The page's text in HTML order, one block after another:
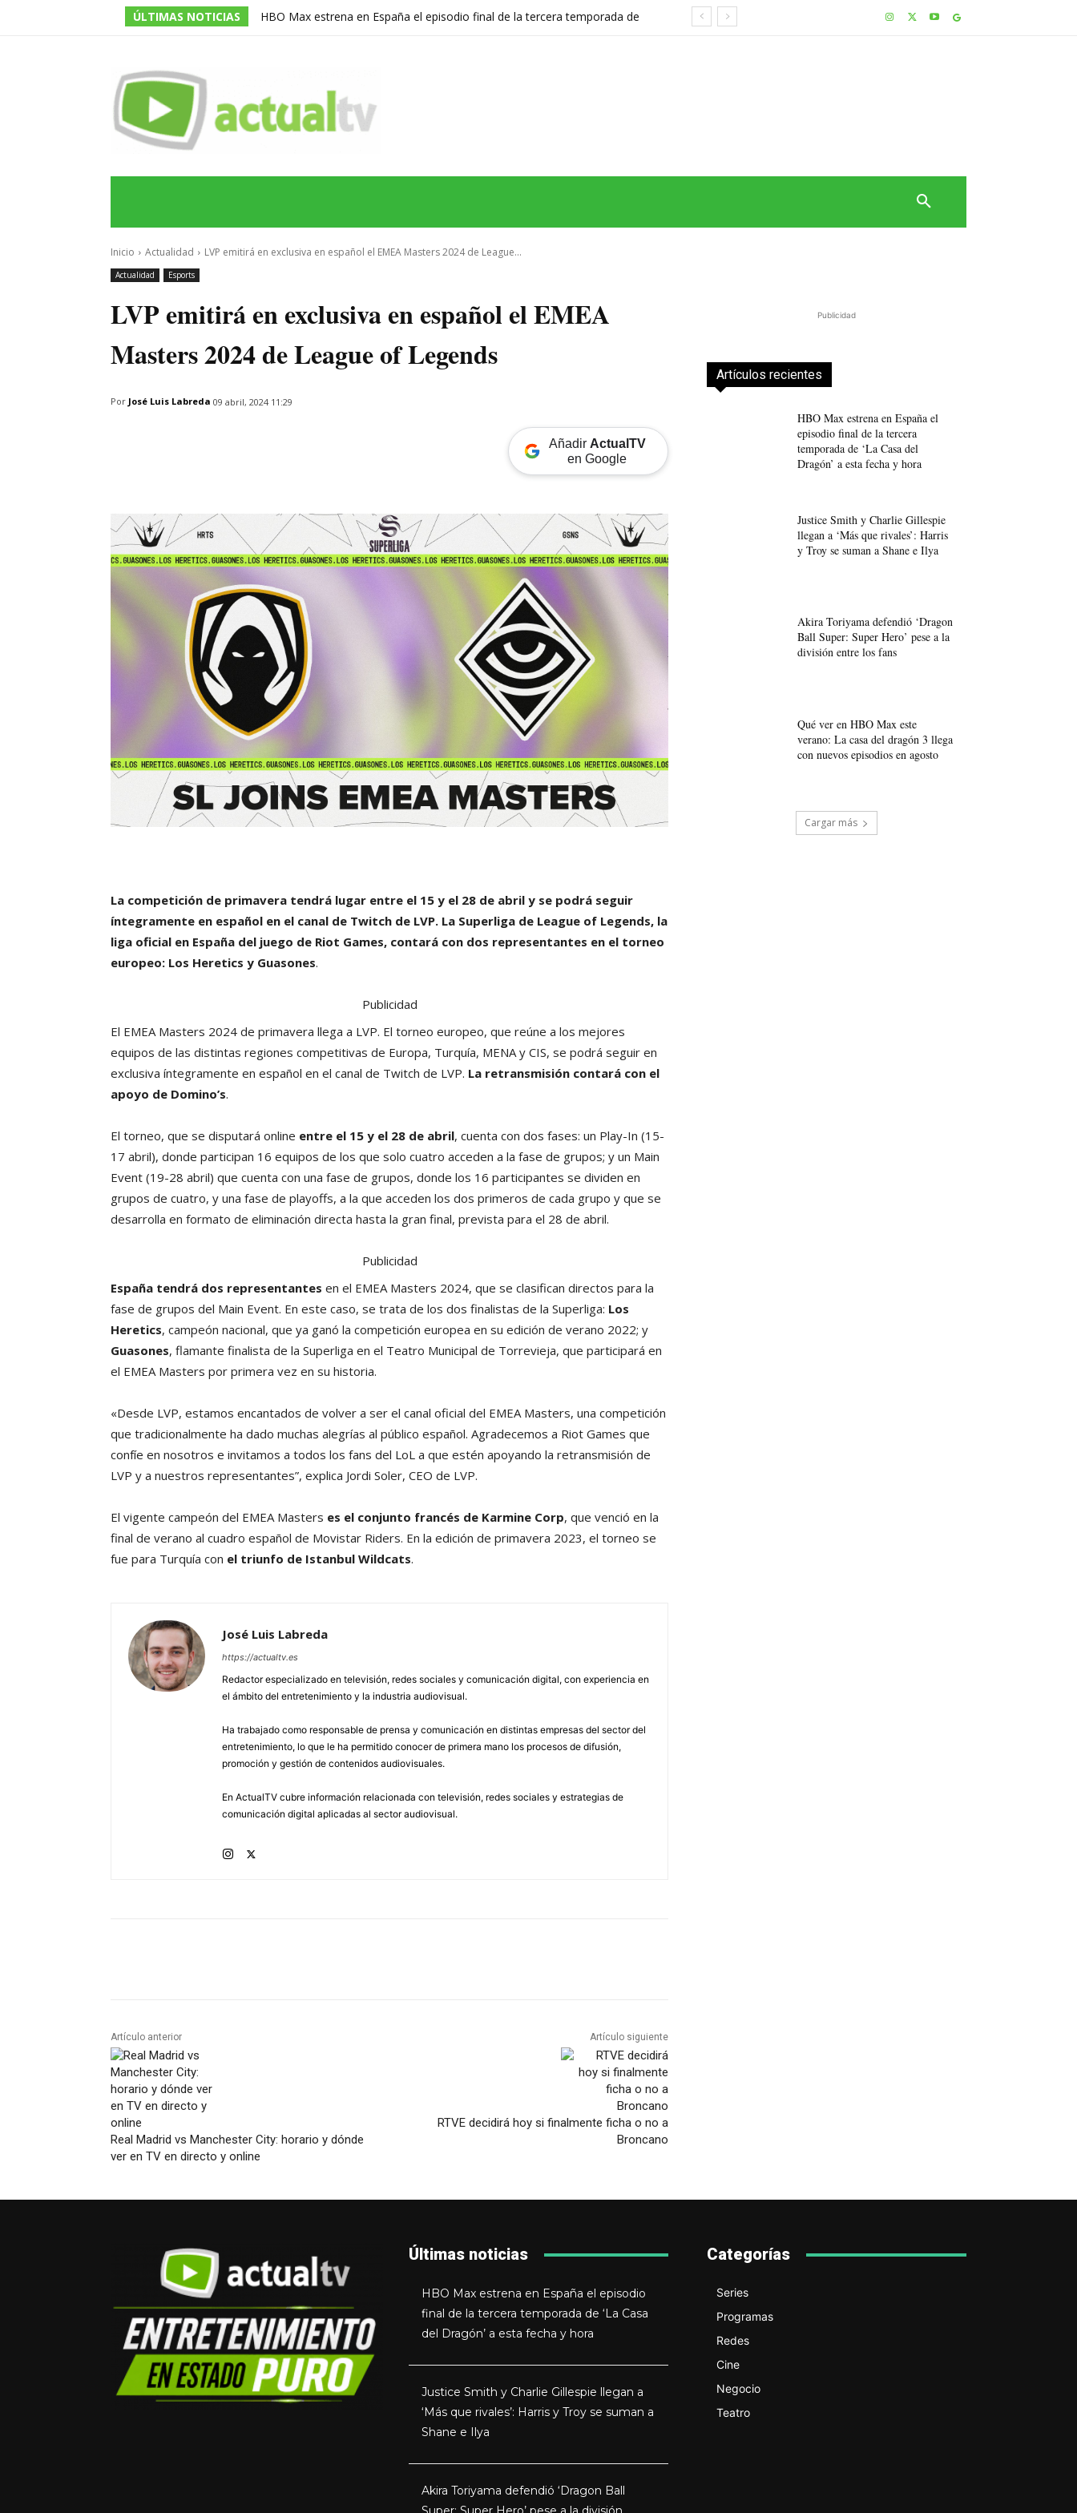
ÚLTIMAS NOTICIAS
HBO Max estrena en España el episodio final de la tercera temporada de
Inicio Actualidad LVP emitirá en exclusiva en español el EMEA Masters 2024 de League...
Actualidad Esports
LVP emitirá en exclusiva en español el EMEA
Masters 2024 de League of Legends
Por José Luis Labreda 09 abril, 2024 11:29
Añadir ActualTV
en Google
La competición de primavera tendrá lugar entre el 15 y el 28 de abril y se podrá seguir
íntegramente en español en el canal de Twitch de LVP. La Superliga de League of Legends, la
liga oficial en España del juego de Riot Games, contará con dos representantes en el torneo
europeo: Los Heretics y Guasones.
Publicidad
El EMEA Masters 2024 de primavera llega a LVP. El torneo europeo, que reúne a los mejores
equipos de las distintas regiones competitivas de Europa, Turquía, MENA y CIS, se podrá seguir en
exclusiva íntegramente en español en el canal de Twitch de LVP. La retransmisión contará con el
apoyo de Domino’s.
El torneo, que se disputará online entre el 15 y el 28 de abril, cuenta con dos fases: un Play-In (15-
17 abril), donde participan 16 equipos de los que solo cuatro acceden a la fase de grupos; y un Main
Event (19-28 abril) que cuenta con una fase de grupos, donde los 16 participantes se dividen en
grupos de cuatro, y una fase de playoffs, a la que acceden los dos primeros de cada grupo y que se
desarrolla en formato de eliminación directa hasta la gran final, prevista para el 28 de abril.
Publicidad
España tendrá dos representantes en el EMEA Masters 2024, que se clasifican directos para la
fase de grupos del Main Event. En este caso, se trata de los dos finalistas de la Superliga: Los
Heretics, campeón nacional, que ya ganó la competición europea en su edición de verano 2022; y
Guasones, flamante finalista de la Superliga en el Teatro Municipal de Torrevieja, que participará en
el EMEA Masters por primera vez en su historia.
«Desde LVP, estamos encantados de volver a ser el canal oficial del EMEA Masters, una competición
que tradicionalmente ha dado muchas alegrías al público español. Agradecemos a Riot Games que
confíe en nosotros e invitamos a todos los fans del LoL a que estén apoyando la retransmisión de
LVP y a nuestros representantes”, explica Jordi Soler, CEO de LVP.
El vigente campeón del EMEA Masters es el conjunto francés de Karmine Corp, que venció en la
final de verano al cuadro español de Movistar Riders. En la edición de primavera 2023, el torneo se
fue para Turquía con el triunfo de Istanbul Wildcats.
José Luis Labreda
https://actualtv.es
Redactor especializado en televisión, redes sociales y comunicación digital, con experiencia en
el ámbito del entretenimiento y la industria audiovisual.
Ha trabajado como responsable de prensa y comunicación en distintas empresas del sector del
entretenimiento, lo que le ha permitido conocer de primera mano los procesos de difusión,
promoción y gestión de contenidos audiovisuales.
En ActualTV cubre información relacionada con televisión, redes sociales y estrategias de
comunicación digital aplicadas al sector audiovisual.
Artículo anterior
Real Madrid vs Manchester City: horario y dónde
ver en TV en directo y online
Artículo siguiente
RTVE decidirá hoy si finalmente ficha o no a
Broncano
Publicidad
Artículos recientes
HBO Max estrena en España el
episodio final de la tercera
temporada de ‘La Casa del
Dragón’ a esta fecha y hora
Justice Smith y Charlie Gillespie
llegan a ‘Más que rivales’: Harris
y Troy se suman a Shane e Ilya
Akira Toriyama defendió ‘Dragon
Ball Super: Super Hero’ pese a la
división entre los fans
Qué ver en HBO Max este
verano: La casa del dragón 3 llega
con nuevos episodios en agosto
Cargar más
Últimas noticias
HBO Max estrena en España el episodio
final de la tercera temporada de ‘La Casa
del Dragón’ a esta fecha y hora
Justice Smith y Charlie Gillespie llegan a
‘Más que rivales’: Harris y Troy se suman a
Shane e Ilya
Akira Toriyama defendió ‘Dragon Ball
Categorías
Series
Programas
Redes
Cine
Negocio
Teatro